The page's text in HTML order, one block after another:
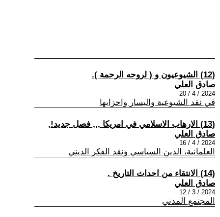
(12) الشيوعيون و ( لروحه الرحمة ).
صادق العلي
2024 / 4 / 20
في نقد الشيوعية واليسار واحزابها
(13) الارهاب الاسلامي في امريكا ,,, فصل جديد!,
صادق العلي
2024 / 4 / 16
العلمانية، الدين السياسي ونقد الفكر الديني
(14) الانتقاء من احداث التاريخ .
صادق العلي
2024 / 3 / 12
المجتمع المدني